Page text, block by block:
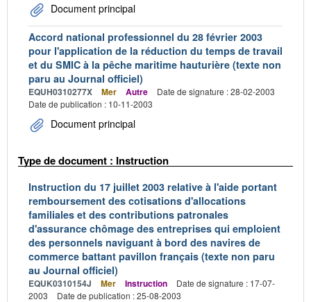
Document principal
Accord national professionnel du 28 février 2003
pour l'application de la réduction du temps de travail
et du SMIC à la pêche maritime hauturière (texte non
paru au Journal officiel)
EQUH0310277X Mer Autre
Date de signature : 28-02-2003
Date de publication : 10-11-2003
Document principal
Type de document : Instruction
Instruction du 17 juillet 2003 relative à l'aide portant
remboursement des cotisations d'allocations
familiales et des contributions patronales
d'assurance chômage des entreprises qui emploient
des personnels naviguant à bord des navires de
commerce battant pavillon français (texte non paru
au Journal officiel)
EQUK0310154J Mer Instruction
Date de signature : 17-07-
2003
Date de publication : 25-08-2003